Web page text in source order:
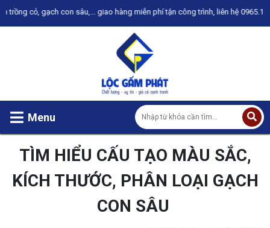
gạch con sâu,... giao hàng miễn phí tận công trình, liên hệ 0965.172.746
Menu
TÌM HIỂU CẤU TẠO MÀU SẮC,
KÍCH THƯỚC, PHÂN LOẠI GẠCH
CON SÂU